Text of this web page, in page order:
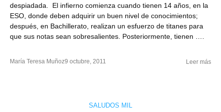
despiadada. El infierno comienza cuando tienen 14 años, en la
ESO, donde deben adquirir un buen nivel de conocimientos;
después, en Bachillerato, realizan un esfuerzo de titanes para
que sus notas sean sobresalientes. Posteriormente, tienen ….
María Teresa Muñoz9 octubre, 2011 Leer más
SALUDOS MIL